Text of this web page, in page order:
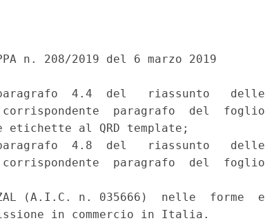
n. 208/2019 del 6 marzo 2019
4.4  del   riassunto   delle
paragrafo  del  foglio
al QRD template;
4.8  del   riassunto   delle
paragrafo  del  foglio
(A.I.C. n. 035666)  nelle  forme  e
in commercio in Italia.